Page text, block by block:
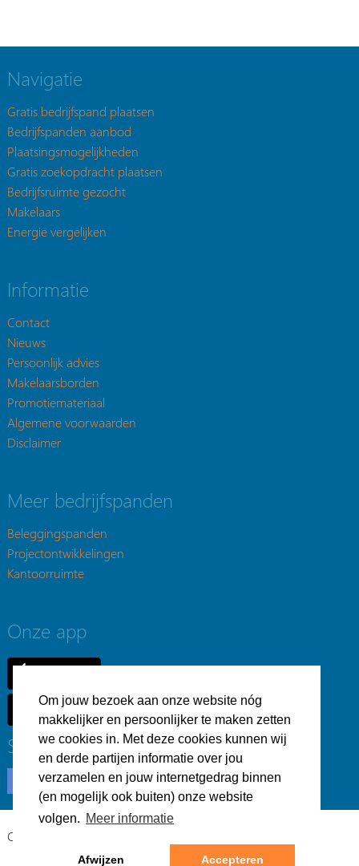
Om jouw bezoek aan onze website nóg
makkelijker en persoonlijker te maken zetten
we cookies in. Met deze cookies kunnen wij
en derde partijen informatie over jou
verzamelen en jouw internetgedrag binnen
(en mogelijk ook buiten) onze website
volgen. Meer informatie
Afwijzen Accepteren
Navigatie
Gratis bedrijfspand plaatsen
Bedrijfspanden aanbod
Plaatsingsmogelijkheden
Gratis zoekopdracht plaatsen
Bedrijfsruimte gezocht
Makelaars
Energie vergelijken
Informatie
Contact
Nieuws
Persoonlijk advies
Makelaarsborden
Promotiemateriaal
Algemene voorwaarden
Disclaimer
Meer bedrijfspanden
Beleggingspanden
Projectontwikkelingen
Kantoorruimte
Onze app
Social
Copyright © Bedrijfsvastgoed.nl -